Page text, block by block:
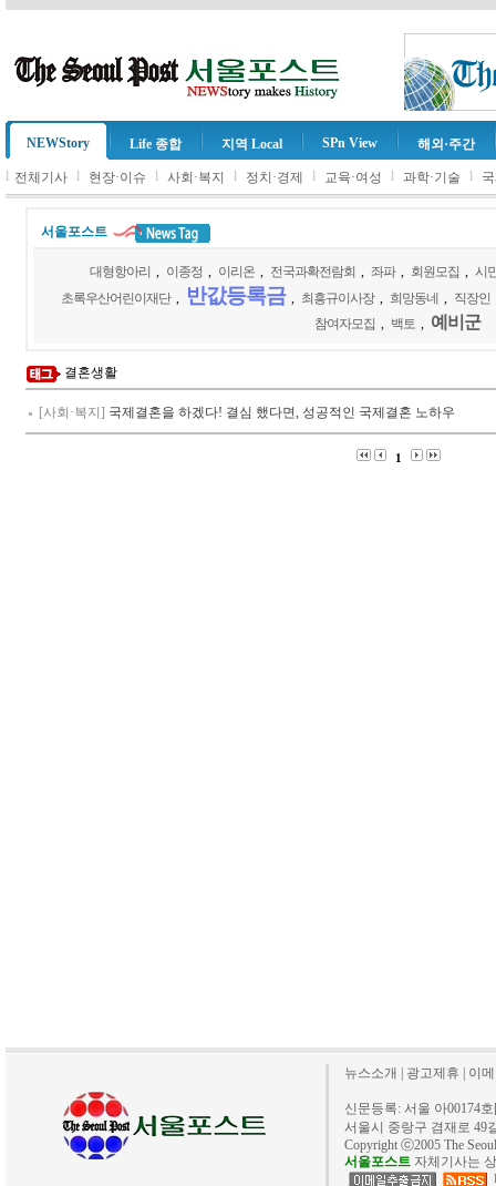
NEWStory Life 종합 지역 Local SPn View 해외·주간
l 전체기사 l 현장·이슈 l 사회·복지 l 정치·경제 l 교육·여성 l 과학·기술 l
서울포스트
대형항아리 이종정 이리온 전국과확전람회 좌파 회원모집
시
초록우산어린이재단
반값등록금 최흥규이사장 희망동네 직장인
참여자모집
백토 예비군
결혼생활
[사회·복지] 국제결혼을 하겠다! 결심 했다면, 성공적인 국제결혼 노하우
1
뉴스소개 광고제휴 이
신문등록: 서울 아00174
서울시 중랑구 겸재로 49
Copyright ⓒ2005 The
서울포스트 자체기사는